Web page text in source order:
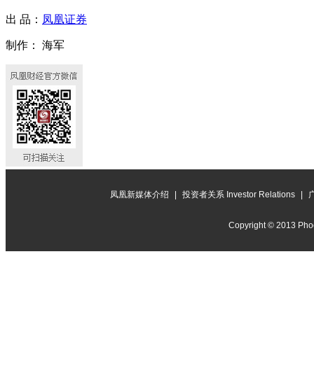
出 品： 凤凰证券
制作： 海军
凤凰新媒体介绍 投资者关系 Investor Relations
Copyright © 2013